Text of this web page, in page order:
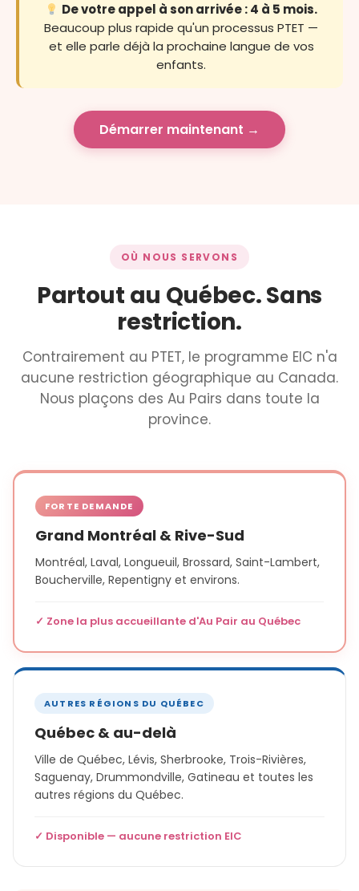
De votre appel à son arrivée : 4 à 5 mois.
Beaucoup plus rapide qu'un processus PTET —
et elle parle déjà la prochaine langue de vos
enfants.
Démarrer maintenant →
OÙ NOUS SERVONS
Partout au Québec. Sans
restriction.
Contrairement au PTET, le programme EIC n'a
aucune restriction géographique au Canada.
Nous plaçons des Au Pairs dans toute la
province.
FORTE DEMANDE
Grand Montréal & Rive-Sud
Montréal, Laval, Longueuil, Brossard, Saint-Lambert,
Boucherville, Repentigny et environs.
✓ Zone la plus accueillante d'Au Pair au Québec
AUTRES RÉGIONS DU QUÉBEC
Québec & au-delà
Ville de Québec, Lévis, Sherbrooke, Trois-Rivières,
Saguenay, Drummondville, Gatineau et toutes les
autres régions du Québec.
✓ Disponible — aucune restriction EIC